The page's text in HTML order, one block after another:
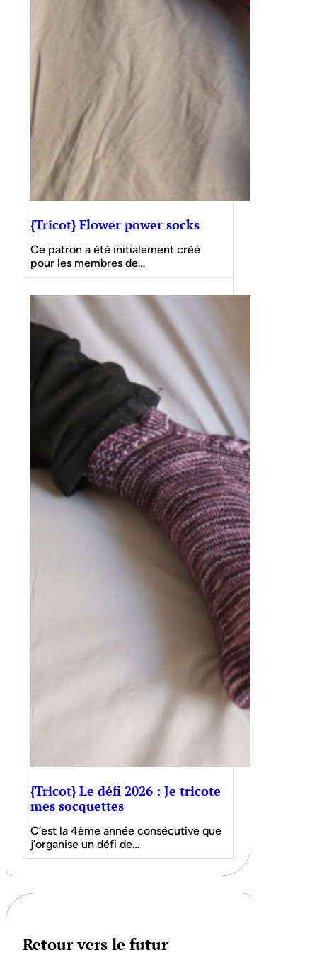
{Tricot} Flower power socks
Ce patron a été initialement créé
pour les membres de…
{Tricot} Le défi 2026 : Je tricote
mes socquettes
C’est la 4ème année consécutive que
j’organise un défi de…
Retour vers le futur